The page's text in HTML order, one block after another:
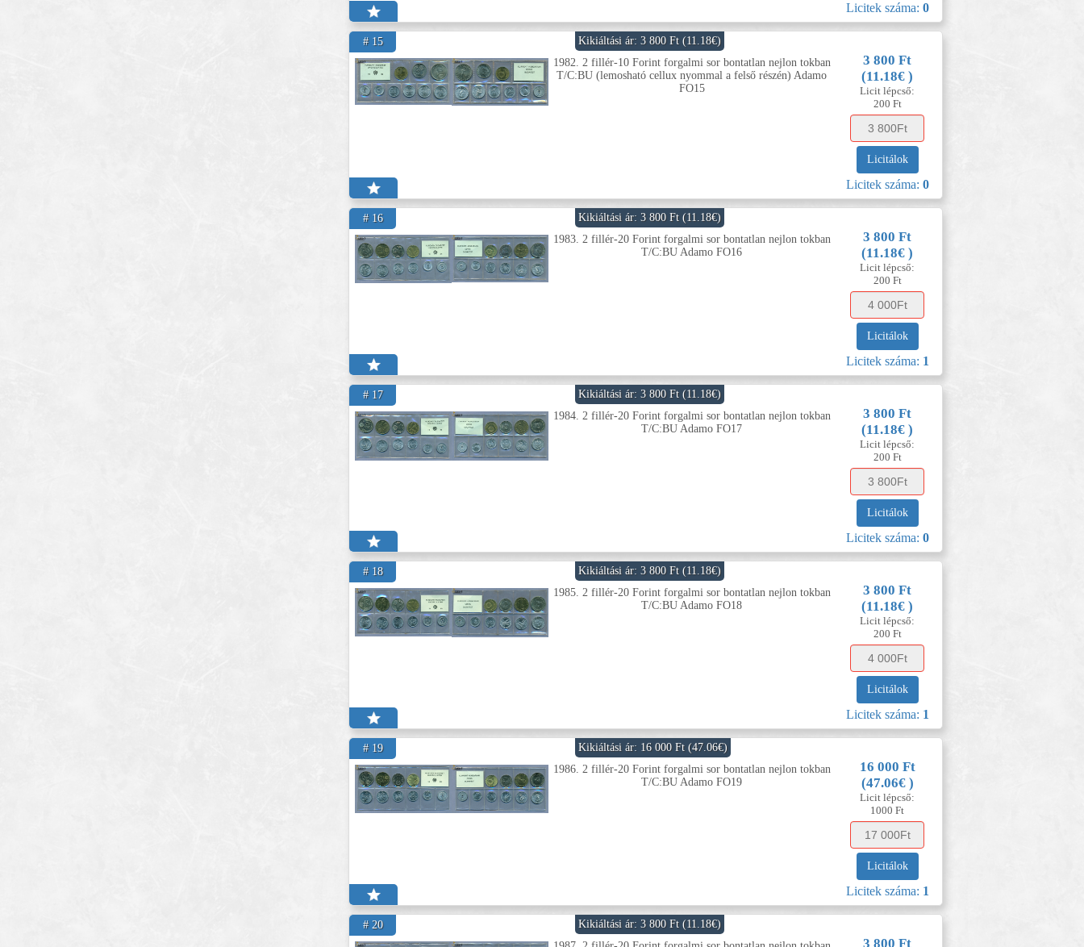
Licitek száma: 0
# 15
Kikiáltási ár: 3 800 Ft (11.18€)
1982. 2 fillér-10 Forint forgalmi sor bontatlan nejlon tokban
T/C:BU (lemosható cellux nyommal a felső részén) Adamo
FO15
3 800 Ft
(11.18€ )
Licit lépcső:
200 Ft
Licitálok
Licitek száma: 0
# 16
Kikiáltási ár: 3 800 Ft (11.18€)
1983. 2 fillér-20 Forint forgalmi sor bontatlan nejlon tokban
T/C:BU Adamo FO16
3 800 Ft
(11.18€ )
Licit lépcső:
200 Ft
Licitálok
Licitek száma: 1
# 17
Kikiáltási ár: 3 800 Ft (11.18€)
1984. 2 fillér-20 Forint forgalmi sor bontatlan nejlon tokban
T/C:BU Adamo FO17
3 800 Ft
(11.18€ )
Licit lépcső:
200 Ft
Licitálok
Licitek száma: 0
# 18
Kikiáltási ár: 3 800 Ft (11.18€)
1985. 2 fillér-20 Forint forgalmi sor bontatlan nejlon tokban
T/C:BU Adamo FO18
3 800 Ft
(11.18€ )
Licit lépcső:
200 Ft
Licitálok
Licitek száma: 1
# 19
Kikiáltási ár: 16 000 Ft (47.06€)
1986. 2 fillér-20 Forint forgalmi sor bontatlan nejlon tokban
T/C:BU Adamo FO19
16 000 Ft
(47.06€ )
Licit lépcső:
1000 Ft
Licitálok
Licitek száma: 1
# 20
Kikiáltási ár: 3 800 Ft (11.18€)
3 800 Ft